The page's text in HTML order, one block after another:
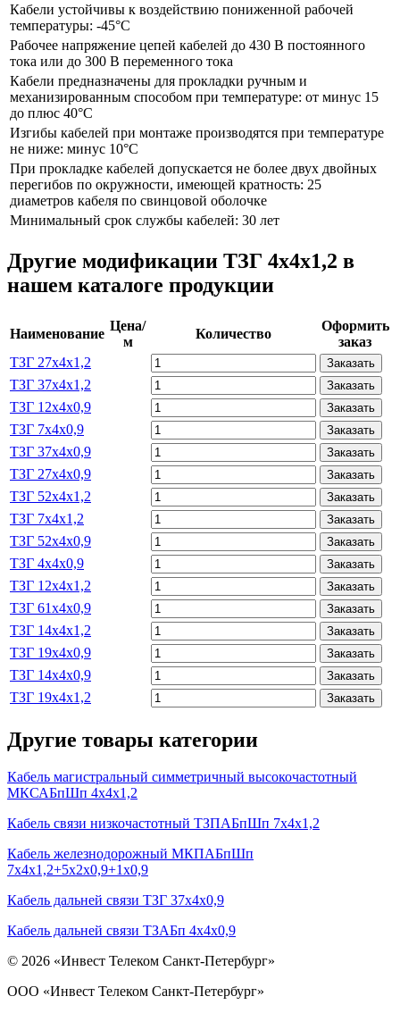
Кабели устойчивы к воздействию пониженной рабочей
температуры: -45°С
Рабочее напряжение цепей кабелей до 430 В постоянного
тока или до 300 В переменного тока
Кабели предназначены для прокладки ручным и
механизированным способом при температуре: от минус 15
до плюс 40°С
Изгибы кабелей при монтаже производятся при температуре
не ниже: минус 10°С
При прокладке кабелей допускается не более двух двойных
перегибов по окружности, имеющей кратность: 25
диаметров кабеля по свинцовой оболочке
Минимальный срок службы кабелей: 30 лет
Другие модификации ТЗГ 4х4х1,2 в
нашем каталоге продукции
Наименование
Цена/
м
Количество
Оформить
заказ
ТЗГ 27х4х1,2
Заказать
ТЗГ 37х4х1,2 Заказать
ТЗГ 12х4х0,9 Заказать
ТЗГ 7х4х0,9 Заказать
ТЗГ 37х4х0,9 Заказать
ТЗГ 27х4х0,9 Заказать
ТЗГ 52х4х1,2 Заказать
ТЗГ 7х4х1,2 Заказать
ТЗГ 52х4х0,9 Заказать
ТЗГ 4х4х0,9 Заказать
ТЗГ 12х4х1,2 Заказать
ТЗГ 61х4х0,9 Заказать
ТЗГ 14х4х1,2 Заказать
ТЗГ 19х4х0,9 Заказать
ТЗГ 14х4х0,9 Заказать
ТЗГ 19х4х1,2 Заказать
Другие товары категории
Кабель магистральный симметричный высокочастотный
МКСАБпШп 4х4х1,2
Кабель связи низкочастотный ТЗПАБпШп 7х4х1,2
Кабель железнодорожный МКПАБпШп
7х4х1,2+5х2х0,9+1х0,9
Кабель дальней связи ТЗГ 37х4х0,9
Кабель дальней связи ТЗАБп 4х4х0,9
© 2026 «Инвест Телеком Санкт-Петербург»
ООО «Инвест Телеком Санкт-Петербург»